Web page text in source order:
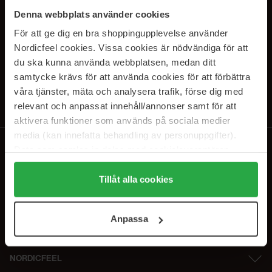
Denna webbplats använder cookies
För att ge dig en bra shoppingupplevelse använder
Nordicfeel cookies. Vissa cookies är nödvändiga för att
du ska kunna använda webbplatsen, medan ditt
samtycke krävs för att använda cookies för att förbättra
våra tjänster, mäta och analysera trafik, förse dig med
relevant och anpassat innehåll/annonser samt för att
aktivera funktioner som används på sociala medier
media (kan innefatta behandling av personuppgifter).
Genom att trycka på "Tillåt alla cookies" accepterar du
alla cookies, medan du under "Detaljer" kan anpassa
användningen av cookies. Du kan när som helst återkalla
samt vår Integritetspolicy.
Tillåt alla cookies
Anpassa
PRENUMERERA PÅ VÅRA
NYHETSBREV
Genom att prenumerera accepterar du vårIntegritetspolicy.
Avprenumerera när som helst.
NORDICFEEL